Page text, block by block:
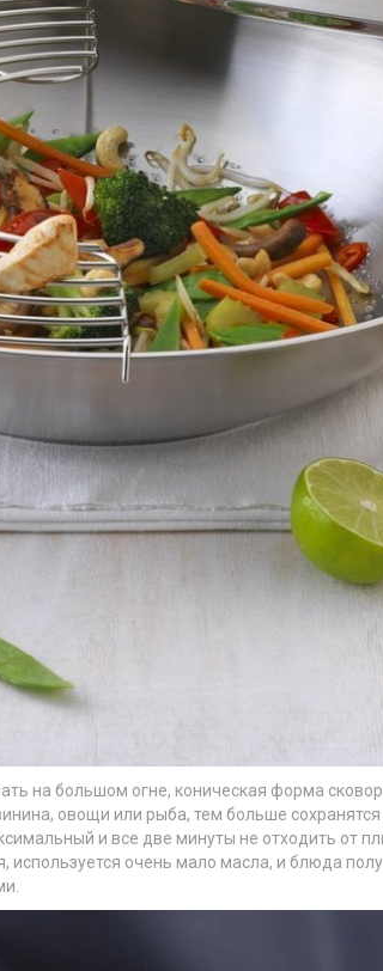
на большом огне, коническая форма
овощи или рыба, тем больше
и все две минуты не отходить
используется очень мало масла, и блюда